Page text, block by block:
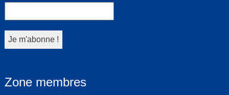
Zone membres